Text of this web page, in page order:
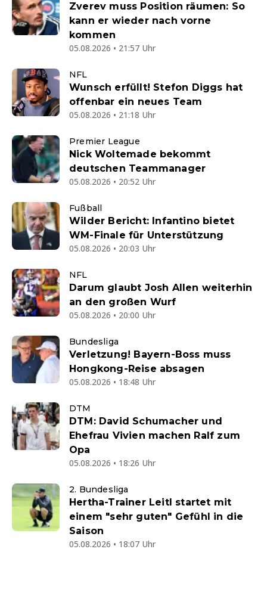
Zverev muss Position räumen: So
kann er wieder nach vorne
kommen
05.08.2026 • 21:57 Uhr
NFL
Wunsch erfüllt! Stefon Diggs hat
offenbar ein neues Team
05.08.2026 • 21:18 Uhr
Premier League
Nick Woltemade bekommt
deutschen Teammanager
05.08.2026 • 20:52 Uhr
Fußball
Wilder Bericht: Infantino bietet
WM-Finale für Unterstützung
05.08.2026 • 20:03 Uhr
NFL
Darum glaubt Josh Allen weiterhin
an den großen Wurf
05.08.2026 • 20:00 Uhr
Bundesliga
Verletzung! Bayern-Boss muss
Hongkong-Reise absagen
05.08.2026 • 18:48 Uhr
DTM
DTM: David Schumacher und
Ehefrau Vivien machen Ralf zum
Opa
05.08.2026 • 18:26 Uhr
2. Bundesliga
Hertha-Trainer Leitl startet mit
einem "sehr guten" Gefühl in die
Saison
05.08.2026 • 18:07 Uhr